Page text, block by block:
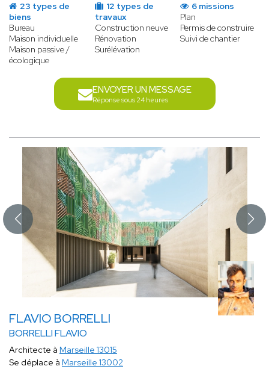
23 types de
biens
Bureau
Maison individuelle
Maison passive /
écologique
12 types de
travaux
Construction neuve
Rénovation
Surélévation
6 missions
Plan
Permis de construire
Suivi de chantier
ENVOYER UN MESSAGE
Réponse sous 24 heures
FLAVIO BORRELLI
BORRELLI FLAVIO
Architecte à Marseille 13015
Se déplace à Marseille 13002